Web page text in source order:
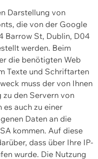
Darstellung von
die von der Google
Barrow St, Dublin, D04
werden. Beim
die benötigten Web
Texte und Schriftarten
muss der von Ihnen
den Servern von
es auch zu einer
Daten an die
kommen. Auf diese
dass über Ihre IP-
wurde. Die Nutzung